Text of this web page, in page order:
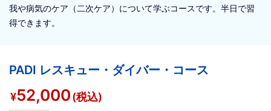
我や病気のケア（二次ケア）について学ぶコースです。半日で習
得できます。
PADI レスキュー・ダイバー・コース
¥52,000(税込)